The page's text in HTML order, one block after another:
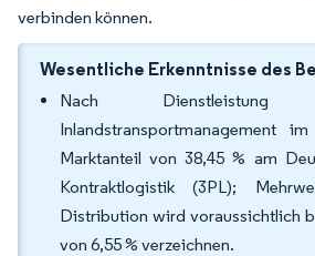
verbinden können.
Wesentliche Erkenntnisse des
Nach
Inlandstransportmanagement
Marktanteil von 38,45 % am
Kontraktlogistik (3PL);
Distribution wird voraussichtlich
von 6,55 % verzeichnen.